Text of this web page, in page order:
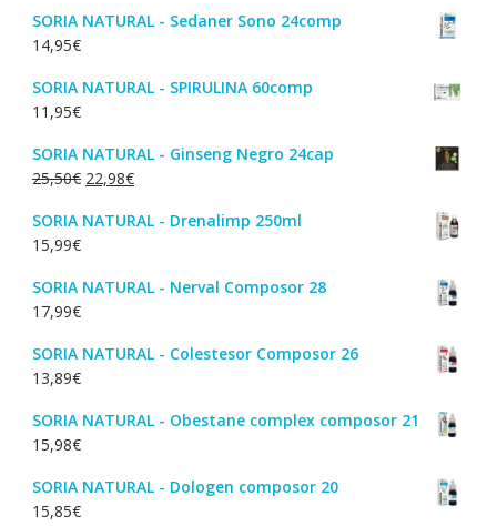
SORIA NATURAL - Sedaner Sono 24comp
14,95€
SORIA NATURAL - SPIRULINA 60comp
11,95€
SORIA NATURAL - Ginseng Negro 24cap
25,50€ O
original
22,98€O
atual
SORIA NATURAL - Drenalimp 250ml
15,99€
SORIA NATURAL - Nerval Composor 28
17,99€
SORIA NATURAL - Colestesor Composor 26
13,89€
SORIA NATURAL - Obestane complex composor 21
15,98€
SORIA NATURAL - Dologen composor 20
15,85€